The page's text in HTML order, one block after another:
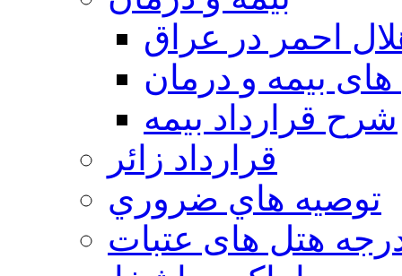
احمر در عراق
بیمه و درمان
شرح قرارداد بیمه
قرارداد زائر
توصيه هاي ضروري
هتل های عتبات